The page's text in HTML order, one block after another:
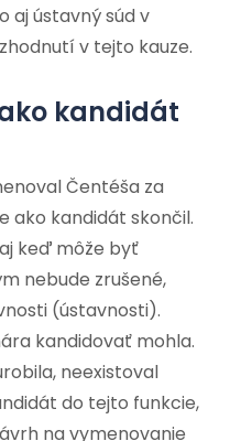
aj ústavný súd v
v tejto kauze.
kandidát
Čentéša za
ako kandidát skončil.
keď môže byť
nebude zrušené,
(ústavnosti).
kandidovať mohla.
neexistoval
do tejto funkcie,
na vymenovanie